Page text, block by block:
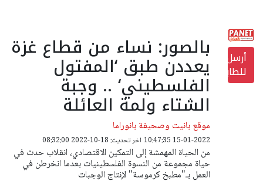
أرسل
للطابعة
بالصور: نساء من قطاع غزة
يعددن طبق ‘المفتول
الفلسطيني‘ .. وجبة
الشتاء ولمة العائلة
موقع بانيت وصحيفة بانوراما
15-01-2022 10:47:35 اخر تحديث: 18-10-2022 08:32:00
من الحياة المهمشة إلى التمكين الاقتصادي، انقلاب حدث في
حياة مجموعة من النسوة الفلسطينيات بعدما انخرطن في
العمل بـ"مطبخ كرموسة" لإنتاج الوجبات